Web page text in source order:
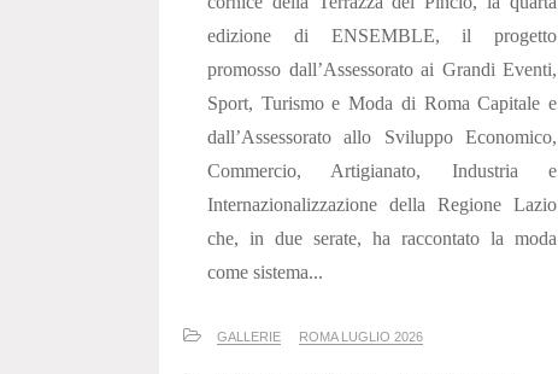
edizione di ENSEMBLE, il progetto
promosso dall’Assessorato ai Grandi Eventi,
Sport, Turismo e Moda di Roma Capitale e
dall’Assessorato allo Sviluppo Economico,
Commercio, Artigianato, Industria e
Internazionalizzazione della Regione Lazio
che, in due serate, ha raccontato la moda
come sistema...
GALLERIE ROMA LUGLIO 2026